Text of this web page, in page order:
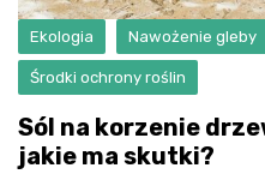
Ekologia Nawożenie gleby
Środki ochrony roślin
Sól na korzenie
jakie ma skutki?